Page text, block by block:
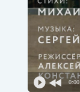
0:00